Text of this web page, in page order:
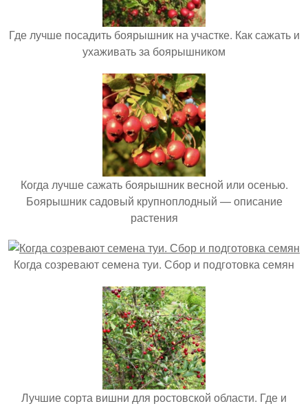
Где лучше посадить боярышник на участке. Как сажать и
ухаживать за боярышником
Когда лучше сажать боярышник весной или осенью.
Боярышник садовый крупноплодный — описание
растения
Когда созревают семена туи. Сбор и подготовка семян
Лучшие сорта вишни для ростовской области. Где и